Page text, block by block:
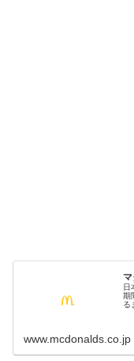
日
期
る
www.mcdonalds.co.jp